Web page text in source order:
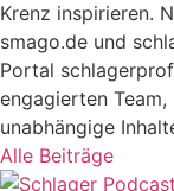
Krenz inspirieren.
smago.de und
Portal
engagierten
unabhängige
Alle Beiträge